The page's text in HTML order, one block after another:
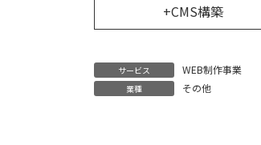
+CMS構築
サービス WEB制作事業
業種 その他